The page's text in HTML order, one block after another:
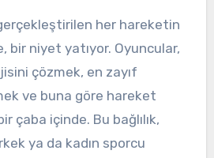
her hareketin
bir niyet yatıyor. Oyuncular,
çözmek, en zayıf
ve buna göre hareket
çaba içinde. Bu bağlılık,
ya da kadın sporcu